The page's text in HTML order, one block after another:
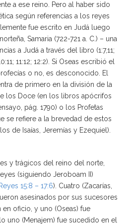
a ese reino. Pero al haber sido
según referencias a los reyes
fue escrito en Judá luego
Samaria (722-721 a. C.) – una
a Judá a través del libro (1:7,11;
11:12; 12:2). Si Oseas escribió el
o no, es desconocido. El
de primero en la división de la
los Doce (en los libros apócrifos
pág. 1790) o los Profetas
se refiere a la brevedad de estos
de Isaías, Jeremías y Ezequiel).
y trágicos del reino del norte,
(siguiendo Jeroboam II)
15:8 – 17:6). Cuatro (Zacarías,
asesinados por sus sucesores
oficio, y uno (Oseas) fue
uno (Menajem) fue sucedido en el